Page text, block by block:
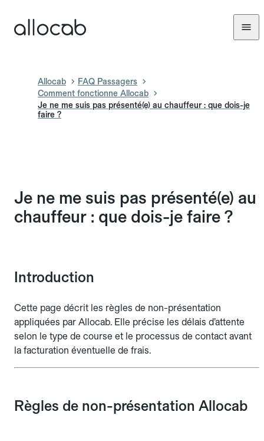
Allocab
FAQ Passagers
Comment fonctionne Allocab
Je ne me suis pas présenté(e) au chauffeur : que dois-je
faire ?
Je ne me suis pas présenté(e) au
chauffeur : que dois-je faire ?
Introduction
Cette page décrit les règles de non-présentation
appliquées par Allocab. Elle précise les délais d’attente
selon le type de course et le processus de contact avant
la facturation éventuelle de frais.
Règles de non-présentation Allocab